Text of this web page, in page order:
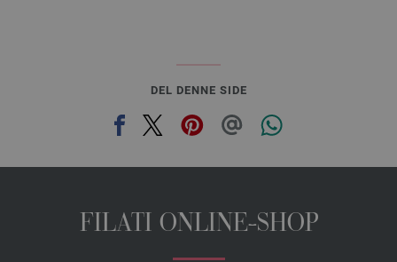
DEL DENNE SIDE
FILATI ONLINE-SHOP